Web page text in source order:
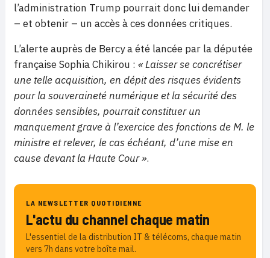
l’administration Trump pourrait donc lui demander
– et obtenir – un accès à ces données critiques.
L’alerte auprès de Bercy a été lancée par la députée
française Sophia Chikirou : « Laisser se concrétiser
une telle acquisition, en dépit des risques évidents
pour la souveraineté numérique et la sécurité des
données sensibles, pourrait constituer un
manquement grave à l’exercice des fonctions de M. le
ministre et relever, le cas échéant, d’une mise en
cause devant la Haute Cour ».
LA NEWSLETTER QUOTIDIENNE
L'actu du channel chaque matin
L'essentiel de la distribution IT & télécoms, chaque matin
vers 7h dans votre boîte mail.